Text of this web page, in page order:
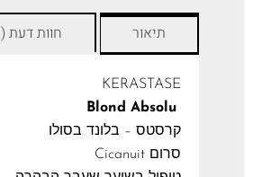
תיאור חוות דעת (0)
KERASTASE
קרסטס – בלונד בסולו
סרום Cicanuit